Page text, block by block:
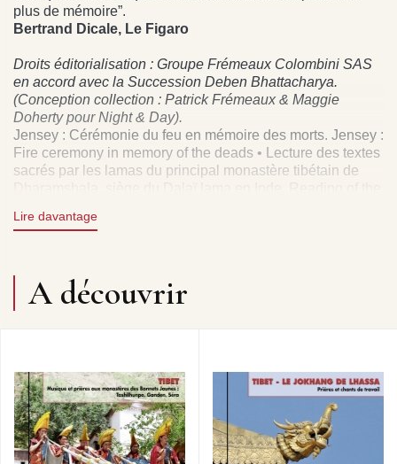
plus de mémoire”.
Bertrand Dicale, Le Figaro
Droits éditorialisation : Groupe Frémeaux Colombini SAS
en accord avec la Succession Deben Bhattacharya.
(Conception collection : Patrick Frémeaux & Maggie
Doherty pour Night & Day).
Jensey : Cérémonie du feu en mémoire des morts. Jensey :
Fire ceremony in memory of the deads • Lecture des textes
sacrés par les lamas du principal monastère tibétain de
Dharamshala • Trois moines en prière à Sarnath :
gyu. Temple ceremony of the Drugpa-ka-gyu sect • Tucho
Dawe Duchi : Prière de l’après-midi au monastère de
Rumtek. sTucho Dawe Duchi : Afternoon prayer at Rumtek
de bonheur pour le pays. Khampa Patriotic song :
expressing good wishes for the country • Chanson
Khampa Tashi : chanson apportant sa bénédiction à tous.
Khampa Tashi song : song expressing blessings to all •
Les conques résonnent. Conch shell blowing.
Lire davantage
A découvrir